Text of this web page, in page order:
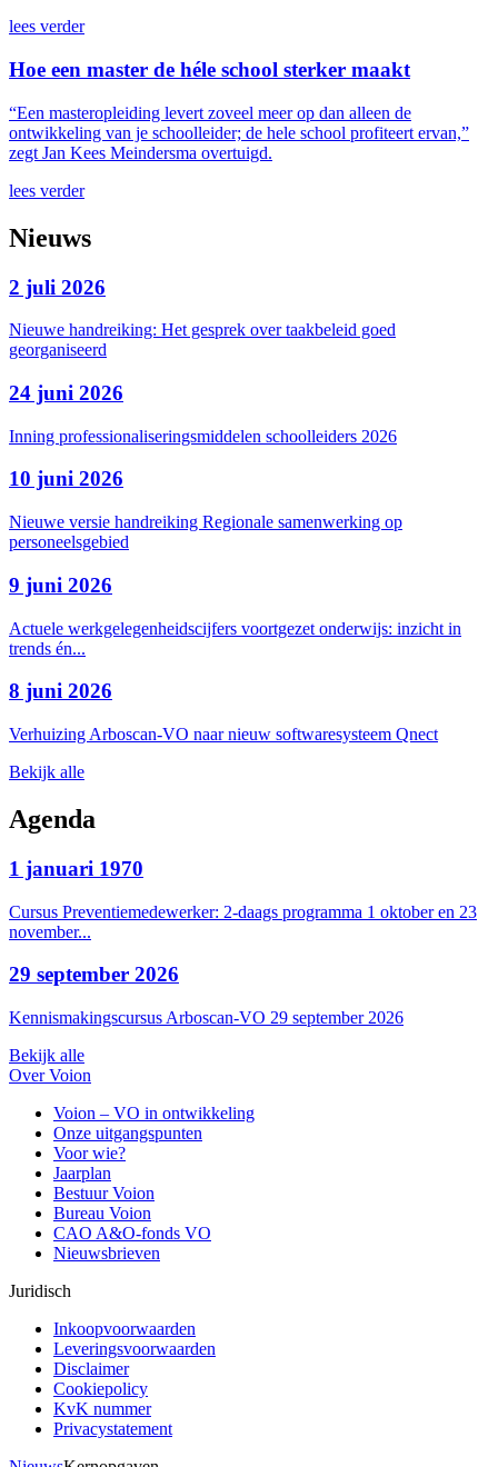
lees verder
Hoe een master de héle school sterker maakt
“Een masteropleiding levert zoveel meer op dan alleen de
ontwikkeling van je schoolleider; de hele school profiteert ervan,”
zegt Jan Kees Meindersma overtuigd.
lees verder
Nieuws
2 juli 2026
Nieuwe handreiking: Het gesprek over taakbeleid goed
georganiseerd
24 juni 2026
Inning professionaliseringsmiddelen schoolleiders 2026
10 juni 2026
Nieuwe versie handreiking Regionale samenwerking op
personeelsgebied
9 juni 2026
Actuele werkgelegenheidscijfers voortgezet onderwijs: inzicht in
trends én...
8 juni 2026
Verhuizing Arboscan-VO naar nieuw softwaresysteem Qnect
Bekijk alle
Agenda
1 januari 1970
Cursus Preventiemedewerker: 2-daags programma 1 oktober en 23
november...
29 september 2026
Kennismakingscursus Arboscan-VO 29 september 2026
Bekijk alle
Over Voion
Voion – VO in ontwikkeling
Onze uitgangspunten
Voor wie?
Jaarplan
Bestuur Voion
Bureau Voion
CAO A&O-fonds VO
Nieuwsbrieven
Juridisch
Inkoopvoorwaarden
Leveringsvoorwaarden
Disclaimer
Cookiepolicy
KvK nummer
Privacystatement